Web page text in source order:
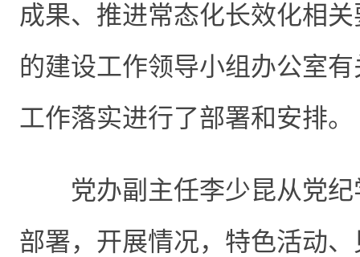
成果、推进常态化长效化相
的建设工作领导小组办公室
工作落实进行了部署和安排。
党办副主任李少昆从党
部署，开展情况，特色活动